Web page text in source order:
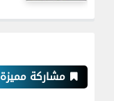
مشاركة مميزة